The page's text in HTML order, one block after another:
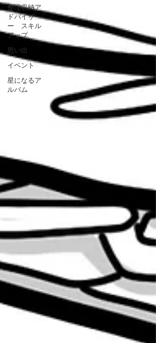
整理収納ア
ドバイザ
ー スキル
アップ
思い出
イベント
星になるア
ルバム